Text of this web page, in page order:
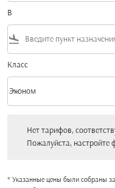
В
flight_land
Класс
Класс option Эконом Selected
Эконом
keyboard_arrow_down
Нет тарифов,
Пожалуйста, настройте
* Указанные цены были собраны